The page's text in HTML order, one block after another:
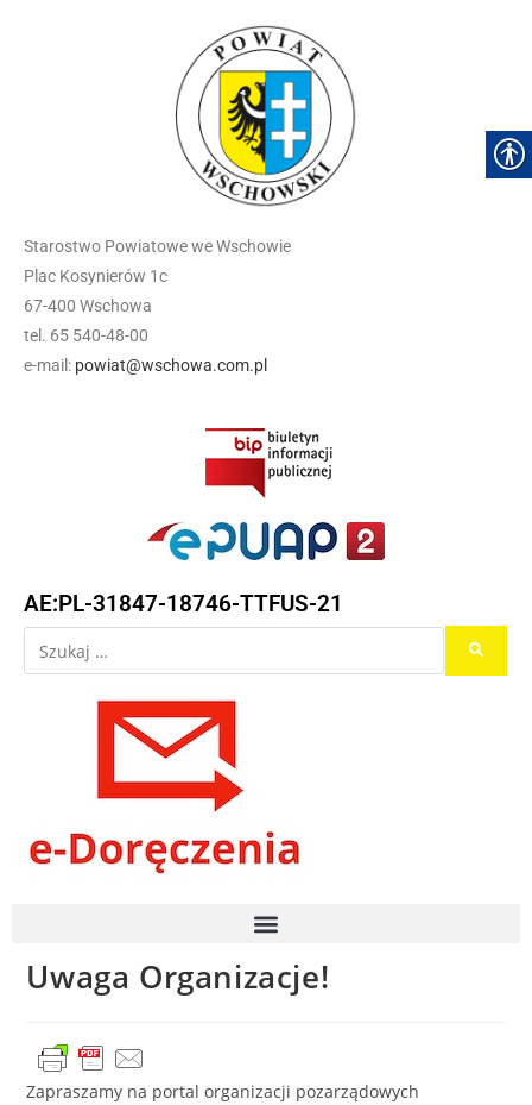
Starostwo Powiatowe we Wschowie
Plac Kosynierów 1c
67-400 Wschowa
tel. 65 540-48-00
e-mail: powiat@wschowa.com.pl
AE:PL-31847-18746-TTFUS-21
Uwaga Organizacje!
Zapraszamy na portal organizacji pozarządowych